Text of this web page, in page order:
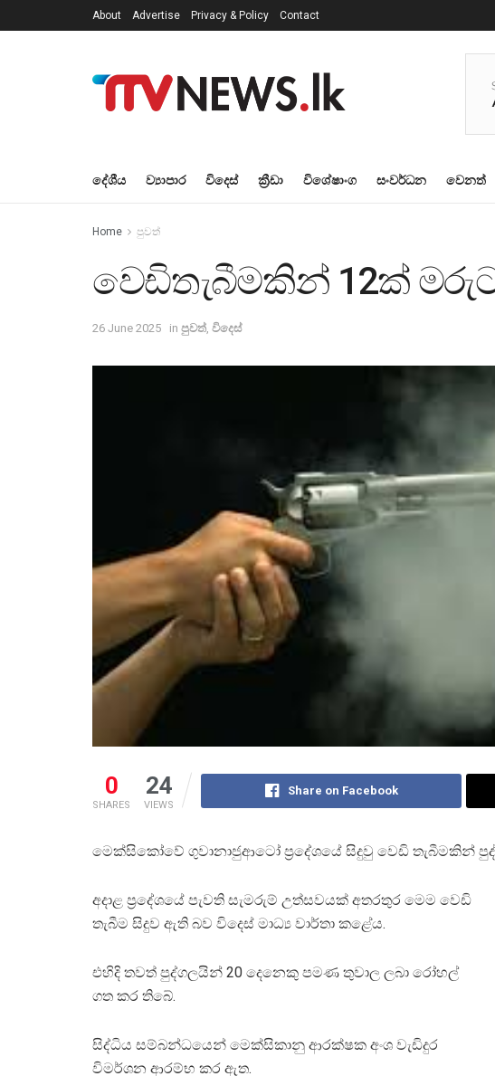
About Advertise Privacy & Policy Contact
දේශීය ව්‍යාපාර විදෙස් ක්‍රීඩා විශේෂාංග සංවර්ධන වෙනත්
Home පුවත්
වෙඩිතැබීමකින් 12ක්
26 June 2025 in පුවත් විදෙස්
0
SHARES
24
VIEWS
Share on Facebook
මෙක්සිකෝවේ ගුවානාජුආටෝ ප්‍රදේශයේ සිදුවු වෙඩි තැබීමකින්
අදාළ ප්‍රදේශයේ පැවති සැමරුම් උත්සවයක් අතරතුර මෙම වෙඩි
තැබීම සිදුව ඇති බව විදෙස් මාධ්‍ය වාර්තා කළේය.
එහිදි තවත් පුද්ගලයින් 20 දෙනෙකු පමණ තුවාල ලබා රෝහල්
ගත කර තිබේ.
සිද්ධිය සම්බන්ධයෙන් මෙක්සිකානු ආරක්ෂක අංශ වැඩිදුර
විමර්ශන ආරම්භ කර ඇත.